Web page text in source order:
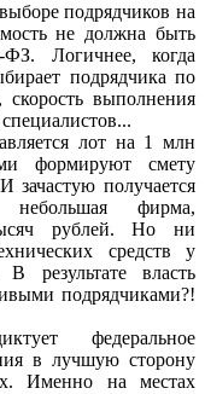
подрядчиков на
не должна быть
Логичнее, когда
подрядчика по
выполнения
лот на 1 млн
формируют смету
зачастую получается
фирма,
рублей. Но ни
средств у
результате власть
подрядчиками?!
федеральное
в лучшую сторону
Именно на местах